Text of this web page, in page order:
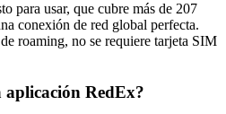
para usar, que cubre más de 207
conexión de red global perfecta.
roaming, no se requiere tarjeta SIM
aplicación RedEx?